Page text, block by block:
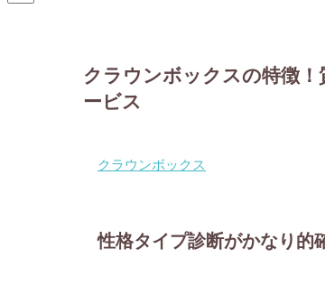
クラウンボックスの特徴
ービス
クラウンボックス
性格タイプ診断がかなり的